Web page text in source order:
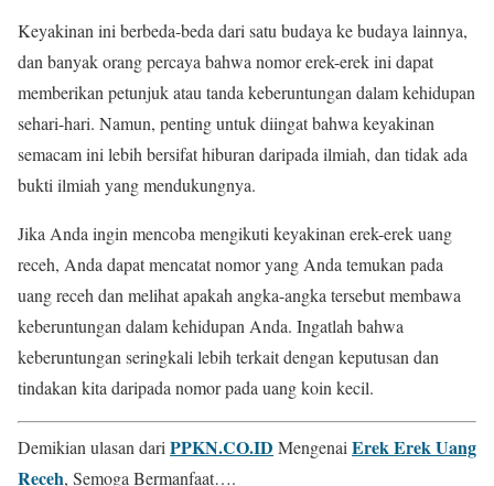
Keyakinan ini berbeda-beda dari satu budaya ke budaya lainnya,
dan banyak orang percaya bahwa nomor erek-erek ini dapat
memberikan petunjuk atau tanda keberuntungan dalam kehidupan
sehari-hari. Namun, penting untuk diingat bahwa keyakinan
semacam ini lebih bersifat hiburan daripada ilmiah, dan tidak ada
bukti ilmiah yang mendukungnya.
Jika Anda ingin mencoba mengikuti keyakinan erek-erek uang
receh, Anda dapat mencatat nomor yang Anda temukan pada
uang receh dan melihat apakah angka-angka tersebut membawa
keberuntungan dalam kehidupan Anda. Ingatlah bahwa
keberuntungan seringkali lebih terkait dengan keputusan dan
tindakan kita daripada nomor pada uang koin kecil.
Demikian ulasan dari PPKN.CO.ID Mengenai Erek Erek Uang
Receh, Semoga Bermanfaat….